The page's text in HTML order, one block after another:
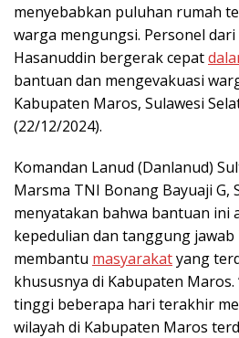
menyebabkan puluhan rumah
warga mengungsi. Personel
Hasanuddin bergerak cepat
bantuan dan mengevakuasi
Kabupaten Maros, Sulawesi
(22/12/2024).
Komandan Lanud (Danlanud)
Marsma TNI Bonang Bayuaji G,
menyatakan bahwa bantuan ini
kepedulian dan tanggung
membantu masyarakatyang
khususnya di Kabupaten
tinggi beberapa hari terakhir
wilayah di Kabupaten Maros